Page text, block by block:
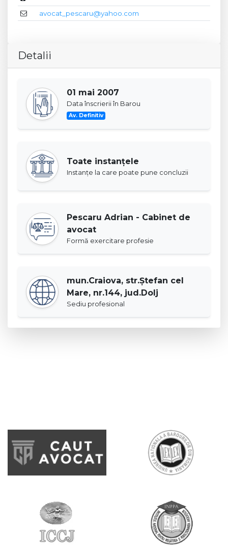
avocat_pescaru@yahoo.com
Detalii
01 mai 2007
Data înscrierii în Barou
Av. Definitiv
Toate instanţele
Instanţe la care poate pune concluzii
Pescaru Adrian - Cabinet de
avocat
Formă exercitare profesie
mun.Craiova, str.Ştefan cel
Mare, nr.144, jud.Dolj
Sediu profesional